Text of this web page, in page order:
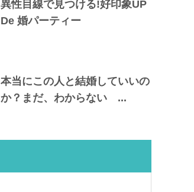
異性目線で見つける!好印象UP
De 婚パーティー
本当にこの人と結婚していいの
か？まだ、わからない ...